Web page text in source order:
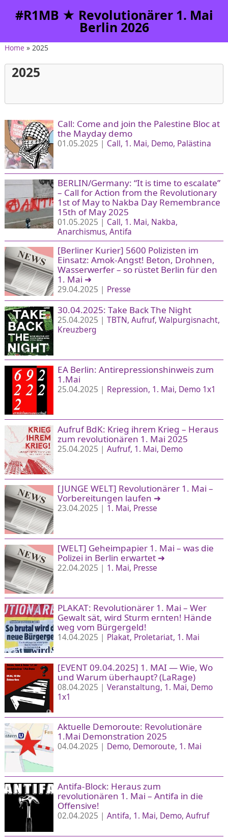
#R1MB ★ Revolutionärer 1. Mai
Berlin 2026
Home » 2025
2025
Call: Come and join the Palestine Bloc at
the Mayday demo
01.05.2025 | Call 1. Mai Demo Palästina
BERLIN/Germany: “It is time to escalate”
– Call for Action from the Revolutionary
1st of May to Nakba Day Remembrance
15th of May 2025
01.05.2025 | Call 1. Mai Nakba
Anarchismus Antifa
[Berliner Kurier] 5600 Polizisten im
Einsatz: Amok-Angst! Beton, Drohnen,
Wasserwerfer – so rüstet Berlin für den
1. Mai ➜
29.04.2025 | Presse
30.04.2025: Take Back The Night
25.04.2025 |TBTN Aufruf Walpurgisnacht
Kreuzberg
EA Berlin: Antirepressionshinweis zum
1.Mai
25.04.2025 | Repression 1. Mai Demo 1x1
Aufruf BdK: Krieg ihrem Krieg – Heraus
zum revolutionären 1. Mai 2025
25.04.2025 |Aufruf 1. Mai Demo
[JUNGE WELT] Revolutionärer 1. Mai –
Vorbereitungen laufen ➜
23.04.2025 | 1. Mai Presse
[WELT] Geheimpapier 1. Mai – was die
Polizei in Berlin erwartet ➜
22.04.2025 | 1. Mai Presse
PLAKAT: Revolutionärer 1. Mai – Wer
Gewalt sät, wird Sturm ernten! Hände
weg vom Bürgergeld!
14.04.2025 | Plakat Proletariat 1. Mai
[EVENT 09.04.2025] 1. MAI — Wie, Wo
und Warum überhaupt? (LaRage)
08.04.2025 |Veranstaltung 1. Mai Demo
1x1
Aktuelle Demoroute: Revolutionäre
1.Mai Demonstration 2025
04.04.2025 | Demo Demoroute 1. Mai
Antifa-Block: Heraus zum
revolutionären 1. Mai – Antifa in die
Offensive!
02.04.2025 |Antifa 1. Mai Demo Aufruf